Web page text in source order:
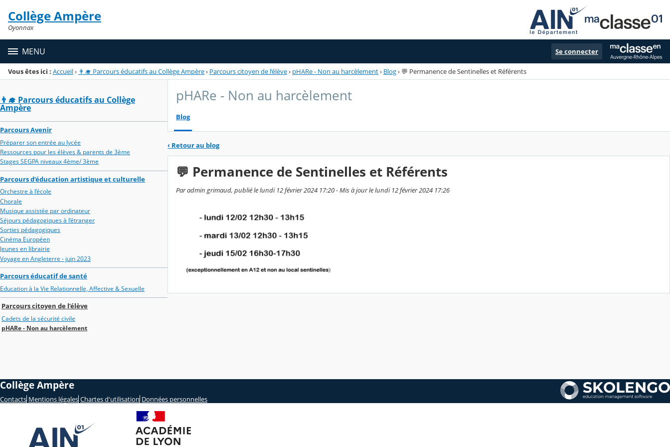
Menu de la rubrique
Contenu
Collège Ampère
Oyonnax
MENU Se connecter
Vous êtes ici : Accueil› 👨‍🎓 Parcours éducatifs au Collège Ampère› Parcours citoyen de l’élève› pHARe - Non au harcèlement› Blog› 💬 Permanence de Sentinelles et Référents
👨‍🎓 Parcours éducatifs au Collège
Ampère
Parcours Avenir
Préparer son entrée au lycée
Ressources pour les élèves & parents de 3ème
Stages SEGPA niveaux 4ème/ 3ème
Parcours d’éducation artistique et culturelle
Orchestre à l’école
Chorale
Musique assistée par ordinateur
Séjours pédagogiques à l’étranger
Sorties pédagogiques
Cinéma Européen
Jeunes en librairie
Voyage en Angleterre - juin 2023
Parcours éducatif de santé
Education à la Vie Relationnelle, Affective & Sexuelle
Parcours citoyen de l’élève
Cadets de la sécurité civile
pHARe - Non au harcèlement
pHARe - Non au harcèlement
Blog
‹ Retour au blog
💬 Permanence de Sentinelles et Référents
Par admin grimaud, publié le lundi 12 février 2024 17:20 - Mis à jour le lundi 12 février 2024 17:26
Collège Ampère
Contacts Mentions légales Chartes d'utilisation Données personnelles